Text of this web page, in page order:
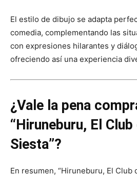
El estilo de dibujo se adapta
comedia, complementando las
con expresiones hilarantes y
ofreciendo así una experiencia
¿Vale la pena
“Hiruneburu, El Club
Siesta”?
En resumen, “Hiruneburu, El Club